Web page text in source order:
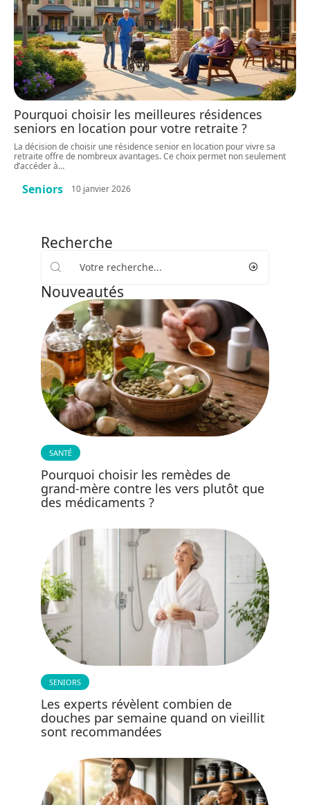
Pourquoi choisir les meilleures résidences
seniors en location pour votre retraite ?
La décision de choisir une résidence senior en location pour vivre sa
retraite offre de nombreux avantages. Ce choix permet non seulement
d’accéder à…
Seniors 10 janvier 2026
Recherche
Nouveautés
SANTÉ
Pourquoi choisir les remèdes de
grand-mère contre les vers plutôt que
des médicaments ?
SENIORS
Les experts révèlent combien de
douches par semaine quand on vieillit
sont recommandées